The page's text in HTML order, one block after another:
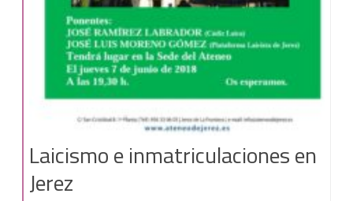
Laicismo e inmatriculaciones en
Jerez